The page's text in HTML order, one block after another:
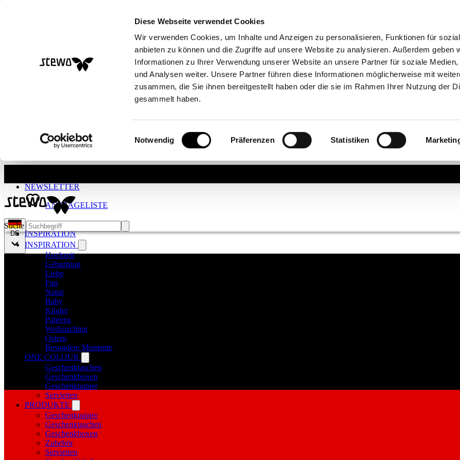
Diese Webseite verwendet Cookies
Wir verwenden Cookies, um Inhalte und Anzeigen zu personalisieren, Funktionen für
anbieten zu können und die Zugriffe auf unsere Website zu analysieren. Außerdem geben
Informationen zu Ihrer Verwendung unserer Website an unsere Partner für soziale Medien,
und Analysen weiter. Unsere Partner führen diese Informationen möglicherweise mit
zusammen, die Sie ihnen bereitgestellt haben oder die sie im Rahmen Ihrer Nutzung der
gesammelt haben.
Einwilligungsauswahl
Notwendig Präferenzen Statistiken
INSPIRATION
Suche
INSPIRATION
Hochzeit
Geburtstag
Liebe
Fun
Natur
Baby
Kinder
Patterns
Weihnachten
Ostern
Besondere Momente
ONE COLOUR
Geschenktaschen
Geschenkboxen
Geschenkpapier
Servietten
PRODUKTE
Geschenkpapier
Geschenktaschen
Geschenkboxen
Zubehör
Servietten
NEWSLETTER
ANFRAGELISTE
DE